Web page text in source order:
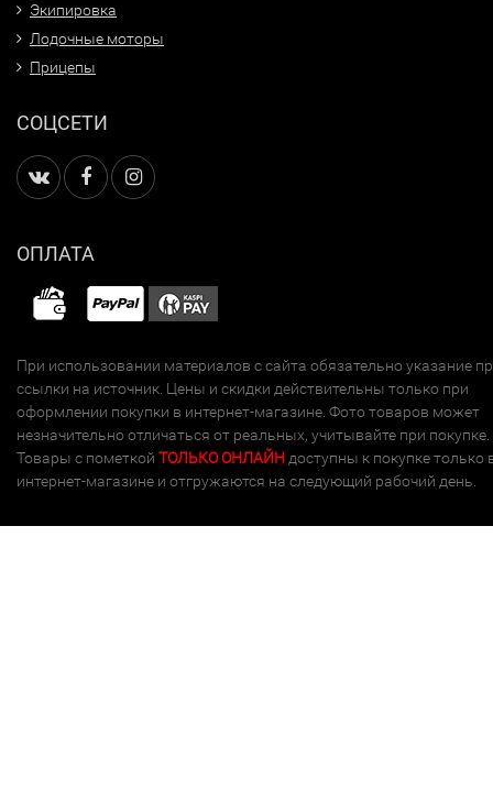
Экипировка
Лодочные моторы
Прицепы
СОЦСЕТИ
ОПЛАТА
При использовании материалов с сайта обязательно указание
ссылки на источник. Цены и скидки действительны только при
оформлении покупки в интернет-магазине. Фото товаров может
незначительно отличаться от реальных, учитывайте при покупке.
Товары с пометкой ТОЛЬКО ОНЛАЙН доступны к покупке только
интернет-магазине и отгружаются на следующий рабочий день.